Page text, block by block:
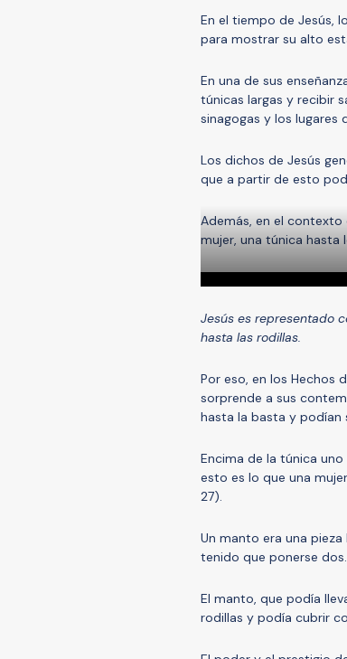
En el tiempo de Jesús,
para mostrar su alto
En una de sus
túnicas largas y recibir
sinagogas y los lugares
Los dichos de Jesús
que a partir de esto
Además, en el contexto
mujer, una túnica hasta
Jesús es representado
hasta las rodillas.
Por eso, en los Hechos
sorprende a sus
hasta la basta y podían
Encima de la túnica
esto es lo que una
27).
Un manto era una
tenido que ponerse dos.
El manto, que podía
rodillas y podía cubrir